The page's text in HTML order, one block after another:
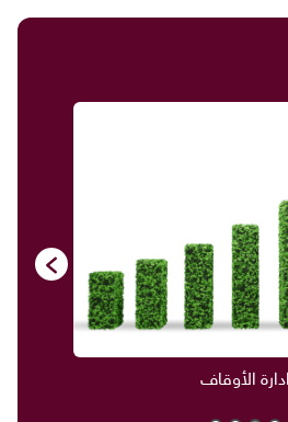
صناديق العائلة